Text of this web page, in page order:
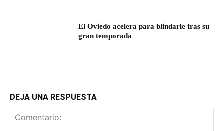
El Oviedo acelera para blindarle tras su
gran temporada
DEJA UNA RESPUESTA